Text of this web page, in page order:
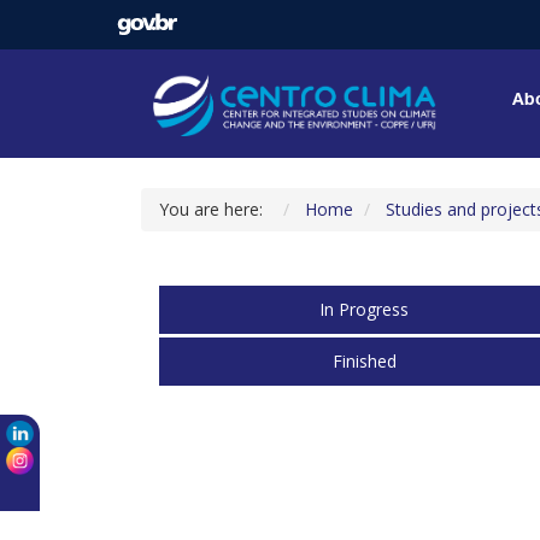
You are here: Home Studies and
In Progress
Finished